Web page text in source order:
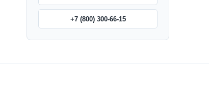
+7 (800) 300-66-15